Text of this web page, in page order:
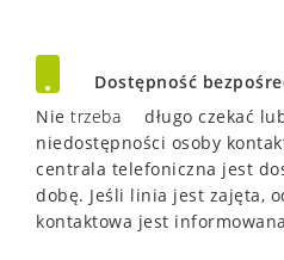
Dostępność
Nie trzeba
długo czekać
niedostępności osoby
centrala telefoniczna jest
dobę. Jeśli linia jest zajęta,
kontaktowa jest